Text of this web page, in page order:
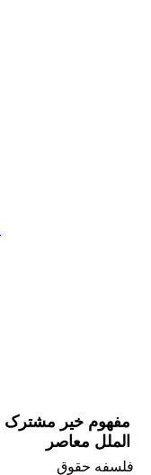
مفهوم خیر مشترک
الملل معاصر
فلسفه حقوق